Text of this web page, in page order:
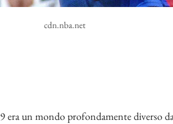
cdn.nba.net
era un mondo profondamente diverso